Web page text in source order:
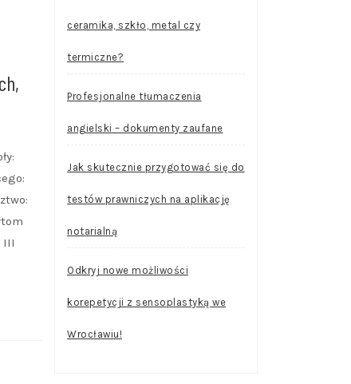
III
ceramika, szkło, metal czy
termiczne?
Profesjonalne tłumaczenia
angielski – dokumenty zaufane
Jak skutecznie przygotować się do
testów prawniczych na aplikację
notarialną
Odkryj nowe możliwości
korepetycji z sensoplastyką we
Wrocławiu!